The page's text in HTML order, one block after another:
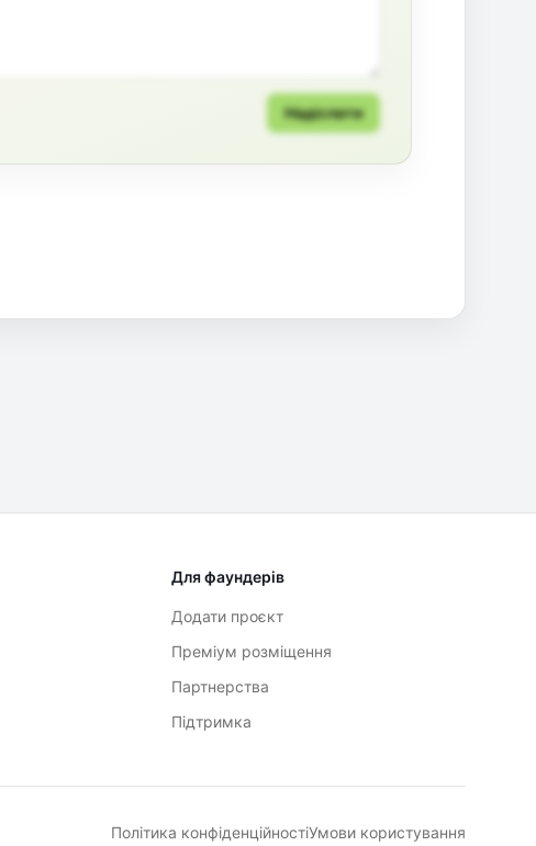
Надіслати
Для фаундерів
Додати проєкт
Преміум розміщення
Партнерства
Підтримка
Політика конфіденційностіУмови користування